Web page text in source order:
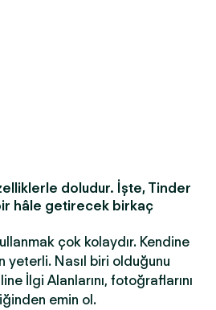
doludur. İşte, Tinder
hâle getirecek birkaç
çok kolaydır. Kendine
yeterli. Nasıl biri olduğunu
İlgi Alanlarını, fotoğraflarını
emin ol.